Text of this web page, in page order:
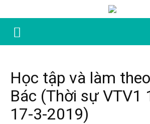
Học tập và làm
Bác (Thời sự VTV1
17-3-2019)